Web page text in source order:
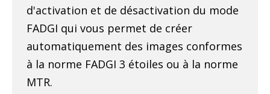
d'activation et de désactivation du mode
FADGI qui vous permet de créer
automatiquement des images conformes
à la norme FADGI 3 étoiles ou à la norme
MTR.